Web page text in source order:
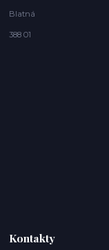
Blatná
388 01
Kontakty